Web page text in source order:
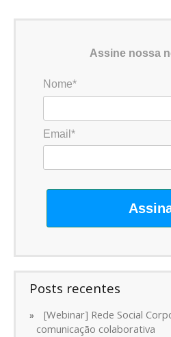
Assine nossa
Nome*
Email*
Posts recentes
[Webinar] Rede Social
comunicação colaborativa